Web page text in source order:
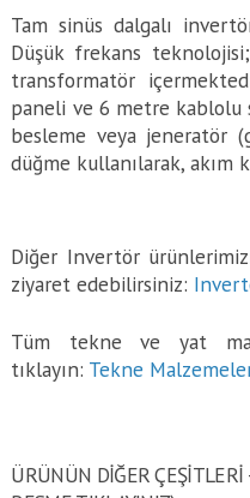
Tam sinüs dalgalı
Düşük frekans
transformatör
paneli ve 6 metre kablolu
besleme veya jeneratör
düğme kullanılarak, akım
Diğer Invertör
ziyaret edebilirsiniz:
Tüm tekne ve yat
tıklayın: Tekne
ÜRÜNÜN DİĞER